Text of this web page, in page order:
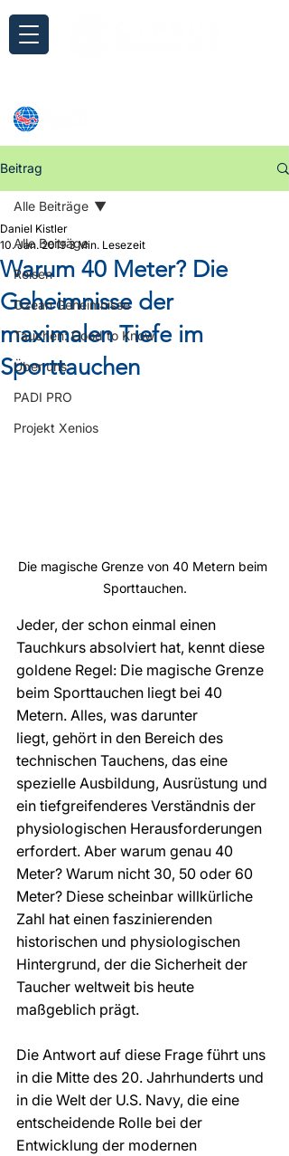
Beitrag
Alle Beiträge
Reisen
Ozean Geheimnisse
Tauchen: Good to Know
Über uns
PADI PRO
Projekt Xenios
Alle Beiträge
Warum 40 Meter? Die
Geheimnisse der
maximalen Tiefe im
Sporttauchen
Daniel Kistler
10. Jan. 2019 3 Min. Lesezeit
Die magische Grenze von 40 Metern beim
Sporttauchen.
Jeder, der schon einmal einen
Tauchkurs absolviert hat, kennt diese
goldene Regel: Die magische Grenze
beim Sporttauchen liegt bei 40
Metern. Alles, was darunter
liegt, gehört in den Bereich des
technischen Tauchens, das eine
spezielle Ausbildung, Ausrüstung und
ein tiefgreifenderes Verständnis der
physiologischen Herausforderungen
erfordert. Aber warum genau 40
Meter? Warum nicht 30, 50 oder 60
Meter? Diese scheinbar willkürliche
Zahl hat einen faszinierenden
historischen und physiologischen
Hintergrund, der die Sicherheit der
Taucher weltweit bis heute
maßgeblich prägt.
Die Antwort auf diese Frage führt uns
in die Mitte des 20. Jahrhunderts und
in die Welt der U.S. Navy, die eine
entscheidende Rolle bei der
Entwicklung der modernen